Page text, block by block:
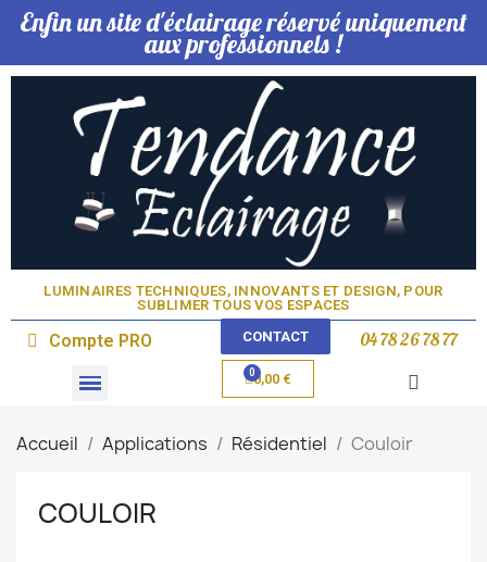
Enfin un site d'éclairage réservé uniquement
aux professionnels !
LUMINAIRES TECHNIQUES, INNOVANTS ET DESIGN, POUR
SUBLIMER TOUS VOS ESPACES​
Compte PRO CONTACT 04 78 26 78 77
0,00 €
Accueil Applications Résidentiel Couloir
COULOIR